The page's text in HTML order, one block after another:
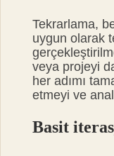
Tekrarlama,
uygun olarak
veya projeyi
her adımı
etmeyi ve
Basit